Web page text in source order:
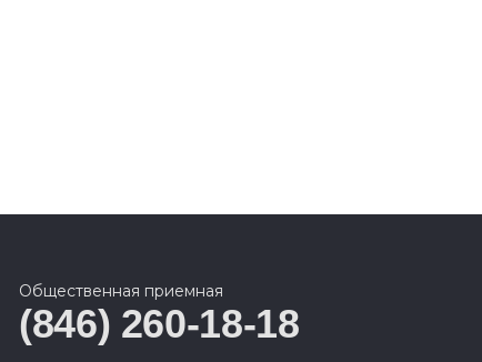
Общественная приемная
(846) 260-18-18